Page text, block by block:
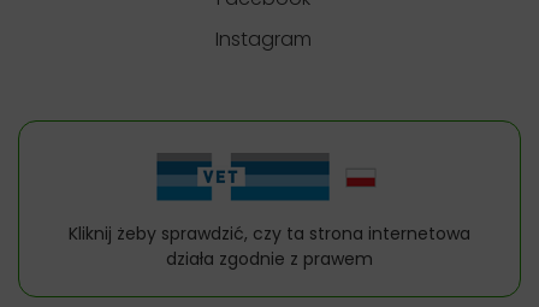
Instagram
Kliknij żeby sprawdzić, czy ta strona internetowa
działa zgodnie z prawem